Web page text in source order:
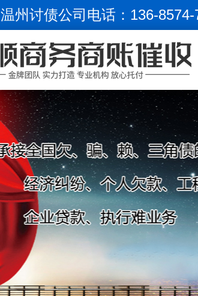
温州讨债公司电话： 136-8574-